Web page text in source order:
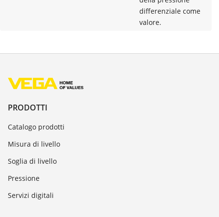
differenziale come
valore.
PRODOTTI
Catalogo prodotti
Misura di livello
Soglia di livello
Pressione
Servizi digitali